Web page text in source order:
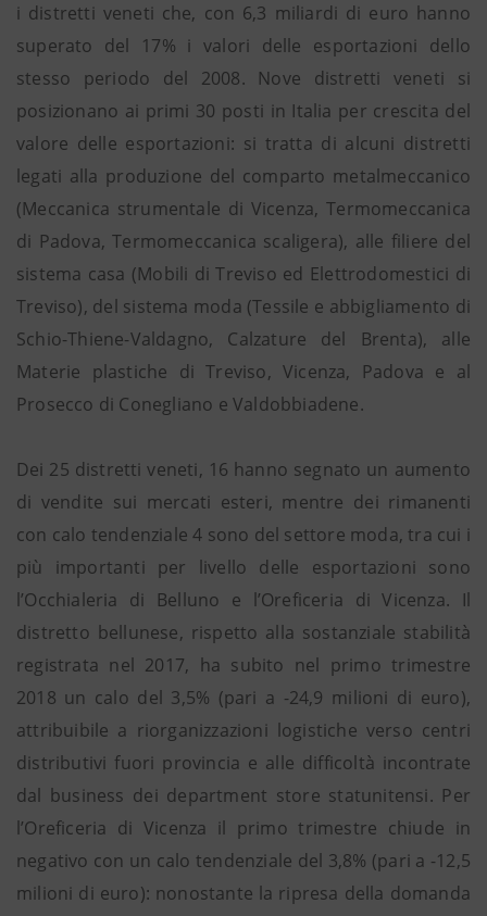
i distretti veneti che, con 6,3 miliardi di euro hanno
superato del 17% i valori delle esportazioni dello
stesso periodo del 2008. Nove distretti veneti si
posizionano ai primi 30 posti in Italia per crescita del
valore delle esportazioni: si tratta di alcuni distretti
legati alla produzione del comparto metalmeccanico
(Meccanica strumentale di Vicenza, Termomeccanica
di Padova, Termomeccanica scaligera), alle filiere del
sistema casa (Mobili di Treviso ed Elettrodomestici di
Treviso), del sistema moda (Tessile e abbigliamento di
Schio-Thiene-Valdagno, Calzature del Brenta), alle
Materie plastiche di Treviso, Vicenza, Padova e al
Prosecco di Conegliano e Valdobbiadene.
Dei 25 distretti veneti, 16 hanno segnato un aumento
di vendite sui mercati esteri, mentre dei rimanenti
con calo tendenziale 4 sono del settore moda, tra cui i
più importanti per livello delle esportazioni sono
l’Occhialeria di Belluno e l’Oreficeria di Vicenza. Il
distretto bellunese, rispetto alla sostanziale stabilità
registrata nel 2017, ha subito nel primo trimestre
2018 un calo del 3,5% (pari a -24,9 milioni di euro),
attribuibile a riorganizzazioni logistiche verso centri
distributivi fuori provincia e alle difficoltà incontrate
dal business dei department store statunitensi. Per
l’Oreficeria di Vicenza il primo trimestre chiude in
negativo con un calo tendenziale del 3,8% (pari a -12,5
milioni di euro): nonostante la ripresa della domanda